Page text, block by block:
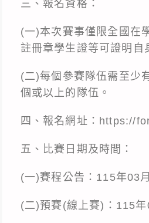
三、報名資格：
(一)本次賽事僅限全國在
註冊章學生證等可證明自
(二)每個參賽隊伍需至少
個或以上的隊伍。
四、報名網址：https://
五、比賽日期及時間：
(一)賽程公告：115年03
(二)預賽(線上賽)：115